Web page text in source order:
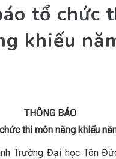
tổ chức
khiếu
THÔNG BÁO
thi môn năng khiếu
Trường Đại học Tôn